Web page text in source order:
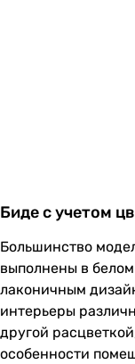
Биде с учетом
Большинство
выполнены в
лаконичным
интерьеры
другой
особенности